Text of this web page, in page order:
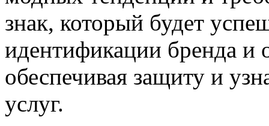
знак, который будет
идентификации бренда и
обеспечивая защиту и
услуг.